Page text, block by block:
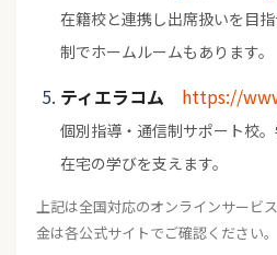
在籍校と連携し出席扱いを目
制でホームルームもあります。
ティエラコム https://
個別指導・通信制サポート校
在宅の学びを支えます。
上記は全国対応のオンラインサービ
金は各公式サイトでご確認ください。